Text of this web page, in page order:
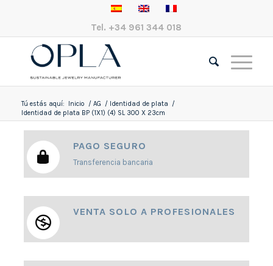
Tel. +34 961 344 018
Tú estás aquí: Inicio / AG / Identidad de plata
/
Identidad de plata BP (1X1) (4) SL 300 X 23cm
PAGO SEGURO
Transferencia bancaria
VENTA SOLO A PROFESIONALES